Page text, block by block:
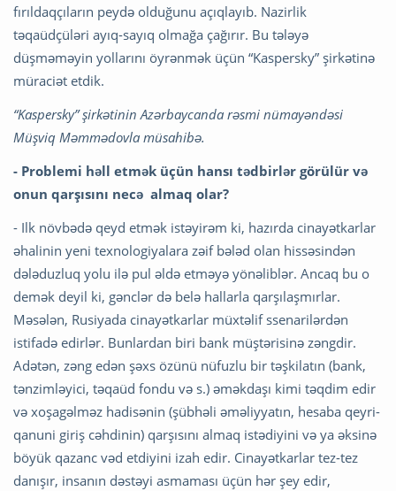
fırıldaqçıların peydə olduğunu açıqlayıb. Nazirlik
təqaüdçüləri ayıq-sayıq olmağa çağırır. Bu tələyə
düşməməyin yollarını öyrənmək üçün “Kaspersky” şirkətinə
müraciət etdik.
“Kaspersky” şirkətinin Azərbaycanda rəsmi nümayəndəsi
Müşviq Məmmədovla müsahibə.
- Problemi həll etmək üçün hansı tədbirlər görülür və
onun qarşısını necə almaq olar?
- Ilk növbədə qeyd etmək istəyirəm ki, hazırda cinayətkarlar
əhalinin yeni texnologiyalara zəif bələd olan hissəsindən
dələduzluq yolu ilə pul əldə etməyə yönəliblər. Ancaq bu o
demək deyil ki, gənclər də belə hallarla qarşılaşmırlar.
Məsələn, Rusiyada cinayətkarlar müxtəlif ssenarilərdən
istifadə edirlər. Bunlardan biri bank müştərisinə zəngdir.
Adətən, zəng edən şəxs özünü nüfuzlu bir təşkilatın (bank,
tənzimləyici, təqaüd fondu və s.) əməkdaşı kimi təqdim edir
və xoşagəlməz hadisənin (şübhəli əməliyyatın, hesaba qeyri-
qanuni giriş cəhdinin) qarşısını almaq istədiyini və ya əksinə
böyük qazanc vəd etdiyini izah edir. Cinayətkarlar tez-tez
danışır, insanın dəstəyi asmaması üçün hər şey edir,